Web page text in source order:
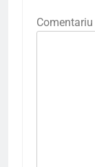
Comentariu